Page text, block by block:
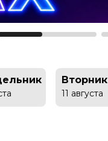
Вторник
11 августа